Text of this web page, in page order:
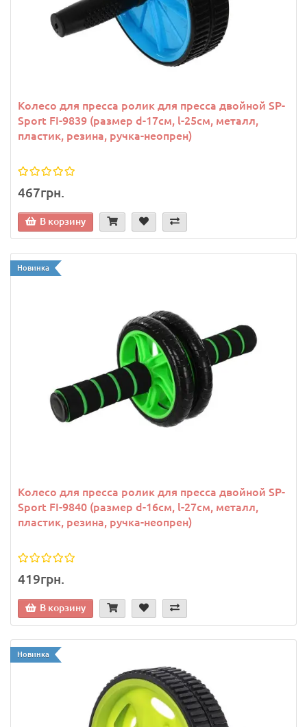
Колесо для пресса ролик для пресса двойной SP-
Sport FI-9839 (размер d-17см, l-25см, металл,
пластик, резина, ручка-неопрен)
467грн.
В корзину
Новинка
Колесо для пресса ролик для пресса двойной SP-
Sport FI-9840 (размер d-16см, l-27см, металл,
пластик, резина, ручка-неопрен)
419грн.
В корзину
Новинка